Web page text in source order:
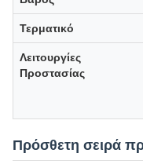
Τερματικό
Λειτουργίες
Προστασίας
Πρόσθετη σειρά